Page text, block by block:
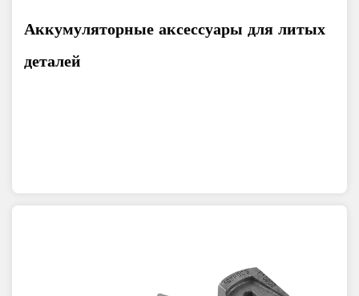
Аккумуляторные аксессуары для литых
деталей